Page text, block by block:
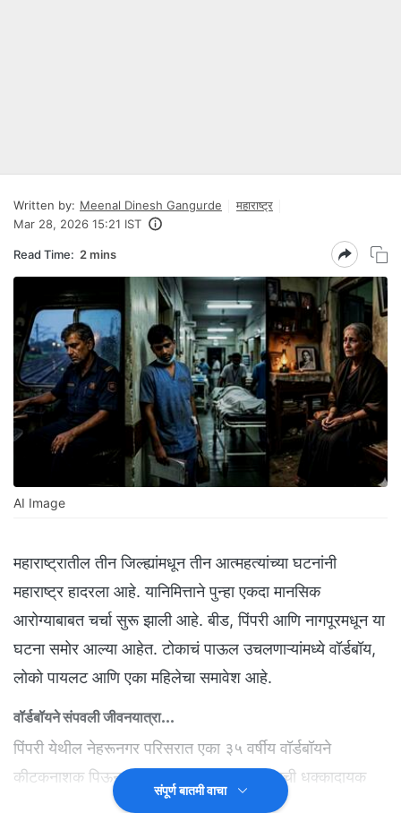
Written by: Meenal Dinesh Gangurde
महाराष्ट्र
Mar 28, 2026 15:21 IST
Read Time: 2 mins
AI Image
महाराष्ट्रातील तीन जिल्ह्यांमधून तीन आत्महत्यांच्या घटनांनी
महाराष्ट्र हादरला आहे. यानिमित्ताने पुन्हा एकदा मानसिक
आरोग्याबाबत चर्चा सुरू झाली आहे. बीड, पिंपरी आणि नागपूरमधून या
घटना समोर आल्या आहेत. टोकाचं पाऊल उचलणाऱ्यांमध्ये वॉर्डबॉय,
लोको पायलट आणि एका महिलेचा समावेश आहे.
वॉर्डबॉयने संपवली जीवनयात्रा...
पिंपरी येथील नेहरूनगर परिसरात एका ३५ वर्षीय वॉर्डबॉयने
कीटकनाशक पिऊन आपली जीवनयात्रा संपवल्याची धक्कादायक
घटना शुक्रवारी घडली. संदीप राघोजी नलवडे असं मृत व्यक्तीचं नाव
संपूर्ण बातमी वाचा